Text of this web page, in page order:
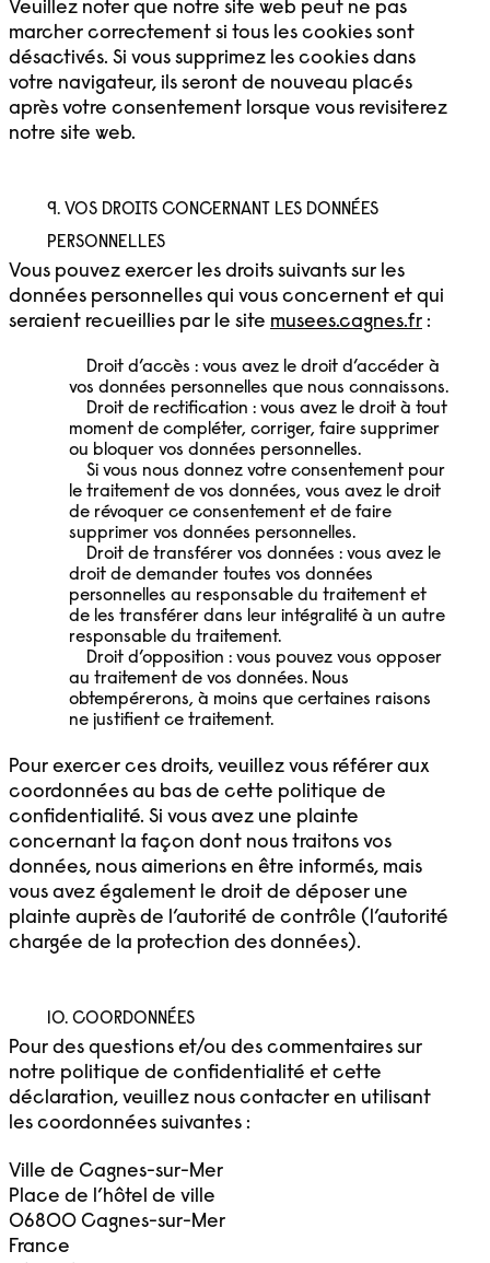
Veuillez noter que notre site web peut ne pas
marcher correctement si tous les cookies sont
désactivés. Si vous supprimez les cookies dans
votre navigateur, ils seront de nouveau placés
après votre consentement lorsque vous revisiterez
notre site web.
9. VOS DROITS CONCERNANT LES DONNÉES
PERSONNELLES
Vous pouvez exercer les droits suivants sur les
données personnelles qui vous concernent et qui
seraient recueillies par le site musees.cagnes.fr :
Droit d’accès : vous avez le droit d’accéder à
vos données personnelles que nous connaissons.
Droit de rectification : vous avez le droit à tout
moment de compléter, corriger, faire supprimer
ou bloquer vos données personnelles.
Si vous nous donnez votre consentement pour
le traitement de vos données, vous avez le droit
de révoquer ce consentement et de faire
supprimer vos données personnelles.
Droit de transférer vos données : vous avez le
droit de demander toutes vos données
personnelles au responsable du traitement et
de les transférer dans leur intégralité à un autre
responsable du traitement.
Droit d’opposition : vous pouvez vous opposer
au traitement de vos données. Nous
obtempérerons, à moins que certaines raisons
ne justifient ce traitement.
Pour exercer ces droits, veuillez vous référer aux
coordonnées au bas de cette politique de
confidentialité. Si vous avez une plainte
concernant la façon dont nous traitons vos
données, nous aimerions en être informés, mais
vous avez également le droit de déposer une
plainte auprès de l’autorité de contrôle (l’autorité
chargée de la protection des données).
10. COORDONNÉES
Pour des questions et/ou des commentaires sur
notre politique de confidentialité et cette
déclaration, veuillez nous contacter en utilisant
les coordonnées suivantes :
Ville de Cagnes-sur-Mer
Place de l’hôtel de ville
06800 Cagnes-sur-Mer
France